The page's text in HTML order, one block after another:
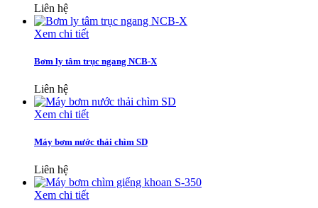
Liên hệ
Xem chi tiết
Bơm ly tâm trục ngang NCB-X
Liên hệ
Xem chi tiết
Máy bơm nước thải chìm SD
Liên hệ
Xem chi tiết